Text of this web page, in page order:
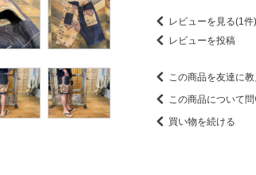
レビューを見る(1件)
レビューを投稿
この商品を友達に
この商品について
買い物を続ける